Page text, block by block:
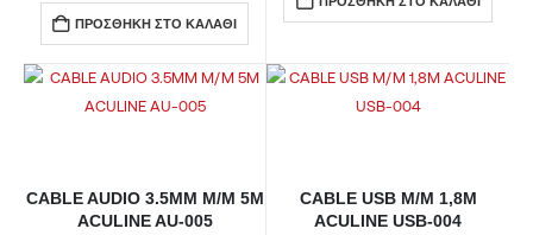
ΠΡΟΣΘΉΚΗ ΣΤΟ ΚΑΛΆΘΙ
CABLE AUDIO 3.5MM M/M 5M
ACULINE AU-005
CABLE USB M/M 1,8M
ACULINE USB-004